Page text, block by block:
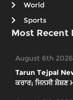
World
Sports
Most Recent
August 6th 2026
Tarun Tejpal
ਕਰਾਰ; ਜਿਨਸੀ ਸ਼ੋਸ਼ਣ